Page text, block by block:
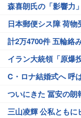
森喜朗氏の「影響力
日本郵便シス障 荷物
計2万4700件 五輪絡
イラン大統領「原爆
C・ロナ結婚式へ 呼
ついにきた 冨安の朗
三山凌輝 公私ともに